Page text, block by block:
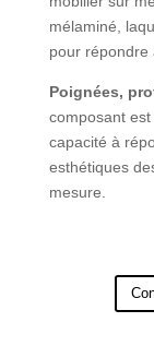
mélaminé,
pour répondre
Poignées,
composant
capacité à
esthétiques
mesure.